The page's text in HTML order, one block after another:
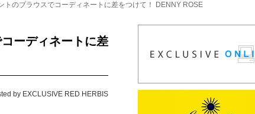
トのブラウスでコーディネートに差をつけて！ DENNY ROSE
ーディネートに差
by EXCLUSIVE RED HERBIS